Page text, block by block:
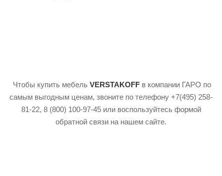
Чтобы купить мебель VERSTAKOFF в компании ГАРО по
самым выгодным ценам, звоните по телефону +7(495) 258-
81-22, 8 (800) 100-97-45 или воспользуйтесь формой
обратной связи на нашем сайте.